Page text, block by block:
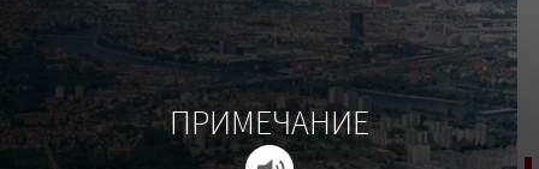
ПРИМЕЧАНИЕ
В поисках волшебной таблетки
Что будет после пандемии?
Источники